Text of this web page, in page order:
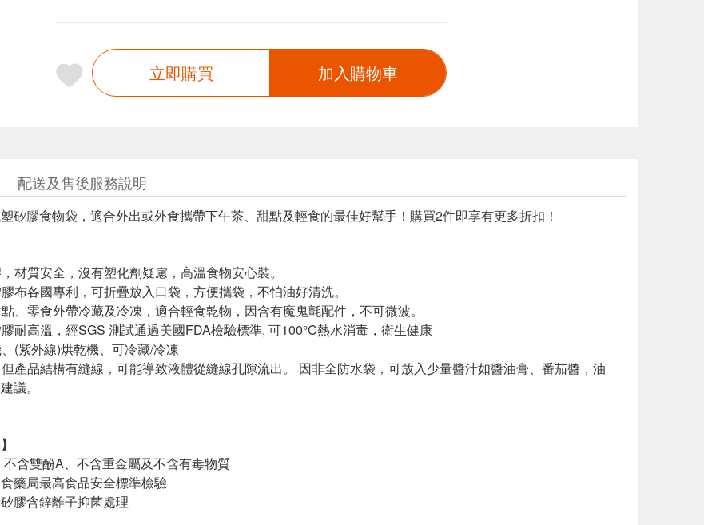
立即購買 加入購物車
配送及售後服務說明
矽膠食物袋，適合外出或外食攜帶下午茶、甜點及輕食的最佳好幫手！購買2件即享有更多折扣！
材質安全，沒有塑化劑疑慮，高溫食物安心裝。
布各國專利，可折疊放入口袋，方便攜袋，不怕油好清洗。
、零食外帶冷藏及冷凍，適合輕食乾物，因含有魔鬼氈配件，不可微波。
耐高溫，經SGS 測試通過美國FDA檢驗標準, 可100°C熱水消毒，衛生健康
(紫外線)烘乾機、可冷藏/冷凍
產品結構有縫線，可能導致液體從縫線孔隙流出。 因非全防水袋，可放入少量醬汁如醬油膏、番茄醬，油
議。
不含雙酚A、不含重金屬及不含有毒物質
藥局最高食品安全標準檢驗
膠含鋅離子抑菌處理